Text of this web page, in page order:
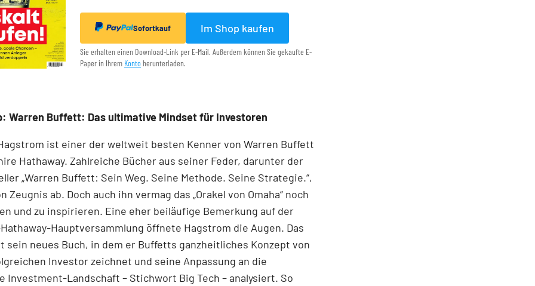
Sofortkauf Im Shop kaufen
Sie erhalten einen Download-Link per E-Mail. Außerdem können Sie gekaufte E-
Paper in Ihrem Konto herunterladen.
Warren Buffett: Das ultimative Mindset für Investoren
ist einer der weltweit besten Kenner von Warren Buffett
Hathaway. Zahlreiche Bücher aus seiner Feder, darunter der
„Warren Buffett: Sein Weg. Seine Methode. Seine Strategie.“,
Zeugnis ab. Doch auch ihn vermag das „Orakel von Omaha“ noch
und zu inspirieren. Eine eher beiläufige Bemerkung auf der
Hauptversammlung öffnete Hagstrom die Augen. Das
sein neues Buch, ­in dem er Buffetts ganzheitliches Konzept von
Investor zeichnet und seine Anpassung an die
Investment-Landschaft – Stichwort Big Tech – analysiert. So